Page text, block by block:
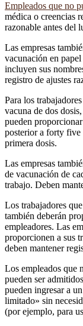
Empleados que no
médica o creencias
razonable antes del
Las empresas
vacunación en
incluyen sus
registro de ajustes
Para los
vacuna de dos
pueden
posterior a forty five
primera dosis.
Las empresas
de vacunación de
trabajo. Deben
Los trabajadores
también deberán
empleadores. Las
proporcionen a sus
deben mantener
Los empleados que
pueden ser
pueden ingresar a
limitado» sin
(por ejemplo, para